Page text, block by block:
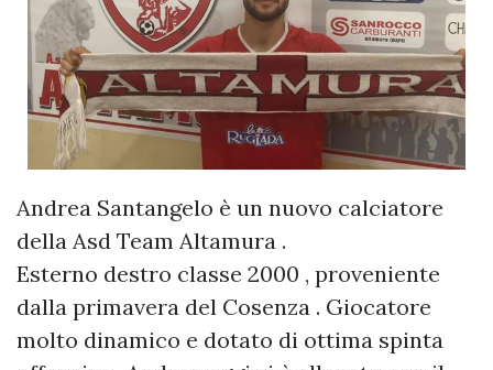
Andrea Santangelo è un nuovo calciatore
della Asd Team Altamura .
Esterno destro classe 2000 , proveniente
dalla primavera del Cosenza . Giocatore
molto dinamico e dotato di ottima spinta